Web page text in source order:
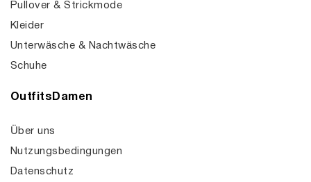
Pullover & Strickmode
Kleider
Unterwäsche & Nachtwäsche
Schuhe
OutfitsDamen
Über uns
Nutzungsbedingungen
Datenschutz